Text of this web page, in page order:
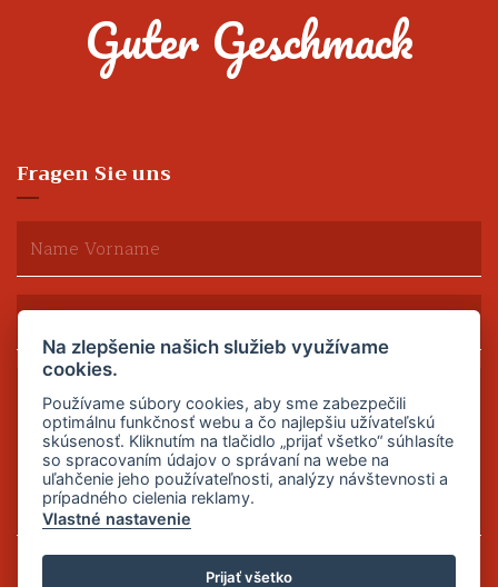
Guter Geschmack
Fragen Sie uns
Senden
Na zlepšenie našich služieb využívame
cookies.
Používame súbory cookies, aby sme zabezpečili
optimálnu funkčnosť webu a čo najlepšiu užívateľskú
skúsenosť. Kliknutím na tlačidlo „prijať všetko“ súhlasíte
so spracovaním údajov o správaní na webe na
uľahčenie jeho používateľnosti, analýzy návštevnosti a
prípadného cielenia reklamy.
Vlastné nastavenie
Prijať všetko